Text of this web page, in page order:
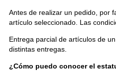
Antes de realizar un pedido, por
artículo seleccionado. Las
Entrega parcial de artículos de
distintas entregas.
¿Cómo puedo conocer el